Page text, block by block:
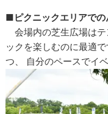
■ピクニックエリアでの
会場内の芝生広場はテ
ックを楽しむのに最適
つ、 自分のペースでイ